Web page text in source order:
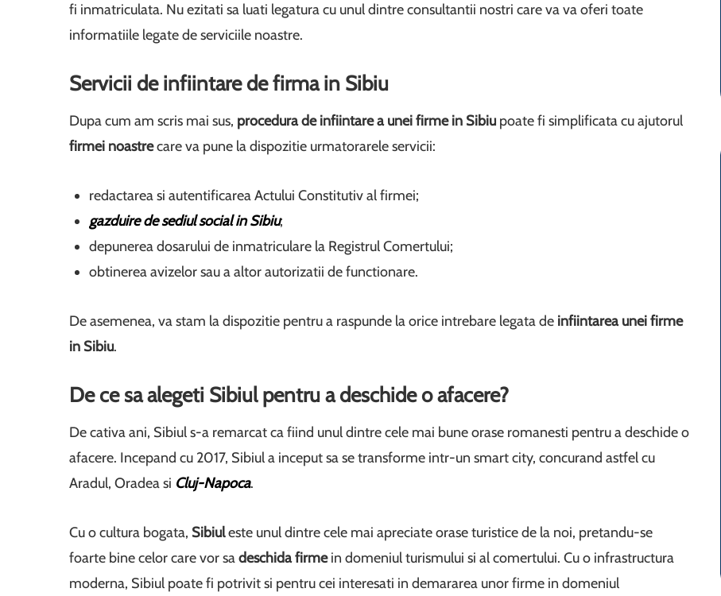
fi inmatriculata. Nu ezitati sa luati legatura cu unul dintre consultantii nostri care va va oferi toate
informatiile legate de serviciile noastre.
Servicii de infiintare de firma in Sibiu
Dupa cum am scris mai sus, procedura de infiintare a unei firme in Sibiu poate fi simplificata cu ajutorul
firmei noastrecare va pune la dispozitie urmatorarele servicii:
redactarea si autentificarea Actului Constitutiv al firmei;
gazduire de sediul social in Sibiu;
depunerea dosarului de inmatriculare la Registrul Comertului;
obtinerea avizelor sau a altor autorizatii de functionare.
De asemenea, va stam la dispozitie pentru a raspunde la orice intrebare legata de infiintarea unei firme
in Sibiu.
De ce sa alegeti Sibiul pentru a deschide o afacere?
De cativa ani, Sibiul s-a remarcat ca fiind unul dintre cele mai bune orase romanesti pentru a deschide o
afacere. Incepand cu 2017, Sibiul a inceput sa se transforme intr-un smart city, concurand astfel cu
Aradul, Oradea si Cluj-Napoca.
Cu o cultura bogata, Sibiuleste unul dintre cele mai apreciate orase turistice de la noi, pretandu-se
foarte bine celor care vor sadeschida firmein domeniul turismului si al comertului. Cu o infrastructura
moderna, Sibiul poate fi potrivit si pentru cei interesati in demararea unor firme in domeniul